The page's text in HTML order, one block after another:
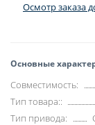
Осмотр заказа
Основные
Совместимость:
Тип товара::
Тип привода: